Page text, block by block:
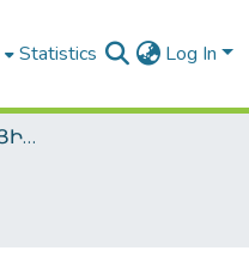
Statistics Log In
ՀԱՅԱՍՏԱՆԻ ԱԶԳԱՅԻՆ ԳՐԱԴԱՐԱՆԻ ԹՎԱՅԻՆ ՊԱՀՈՑ / DIGITAL REPOSITORY OF NLA